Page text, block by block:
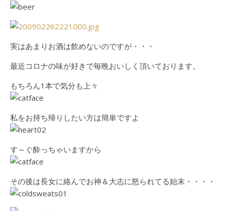
実はあまりお酒は飲めないのですが・・・
最近コロナの味が好きで毎晩おいしく頂いております。
もちろん1本で気分も上々
私をお持ち帰りしたい方は簡単ですよ
す～ぐ酔っちゃいますから
その後は長女に絡んでお神＆大志に怒られてる始末・・・・